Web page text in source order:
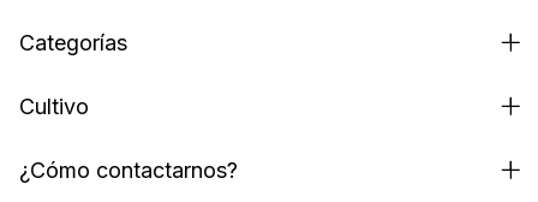
Categorías
Cultivo
¿Cómo contactarnos?